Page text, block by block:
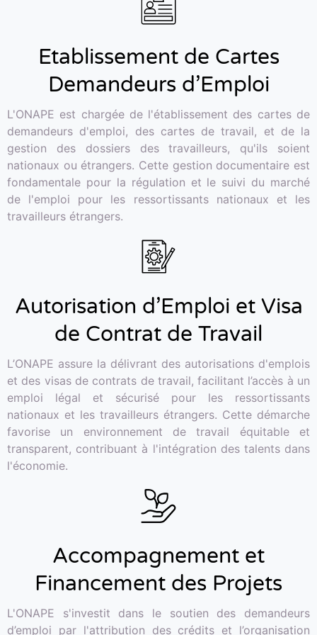
Etablissement de Cartes
Demandeurs d’Emploi
L'ONAPE est chargée de l'établissement des cartes de
demandeurs d'emploi, des cartes de travail, et de la
gestion des dossiers des travailleurs, qu'ils soient
nationaux ou étrangers. Cette gestion documentaire est
fondamentale pour la régulation et le suivi du marché
de l'emploi pour les ressortissants nationaux et les
travailleurs étrangers.
Autorisation d’Emploi et Visa
de Contrat de Travail
L’ONAPE assure la délivrant des autorisations d'emplois
et des visas de contrats de travail, facilitant l’accès à un
emploi légal et sécurisé pour les ressortissants
nationaux et les travailleurs étrangers. Cette démarche
favorise un environnement de travail équitable et
transparent, contribuant à l'intégration des talents dans
l'économie.
Accompagnement et
Financement des Projets
L'ONAPE s'investit dans le soutien des demandeurs
d’emploi par l'attribution des crédits et l’organisation